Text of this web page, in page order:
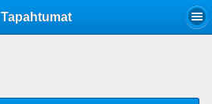
Tapahtumat